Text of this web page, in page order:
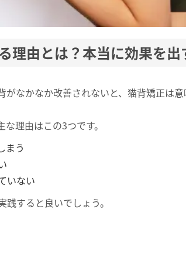
理由とは？本当に効果を
なかなか改善されないと、猫背矯正は
理由はこの3つです。
まう
いない
すると良いでしょう。